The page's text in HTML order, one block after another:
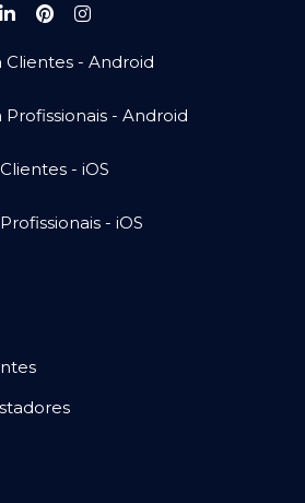
Clientes - Android
Profissionais - Android
- iOS
- iOS